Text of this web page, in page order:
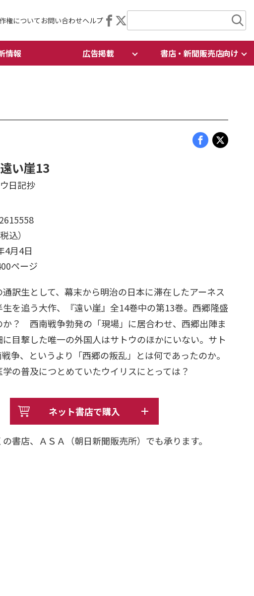
権についてお問い合わせヘルプ
情報 広告掲載 書店・新聞販売店向け
い崖13
ウ日記抄
込）
4月4日
ページ
訳生として、幕末から明治の日本に滞在したアーネス
生を追う大作、『遠い崖』全14巻中の第13巻。西郷隆盛
か？ 西南戦争勃発の「現場」に居合わせ、西郷出陣ま
目撃した唯一の外国人はサトウのほかにいない。サト
争、というより「西郷の叛乱」とは何であったのか。
の普及につとめていたウイリスにとっては？
ネット書店で購入
書店、ＡＳＡ（朝日新聞販売所）でも承ります。